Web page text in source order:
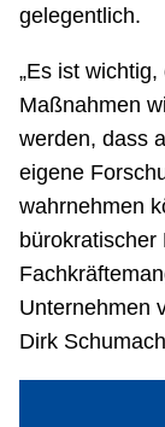
gelegentlich.
„Es ist
Maßnahmen
werden, dass
eigene
wahrnehmen
bürokratischer
Unternehmen
Dirk